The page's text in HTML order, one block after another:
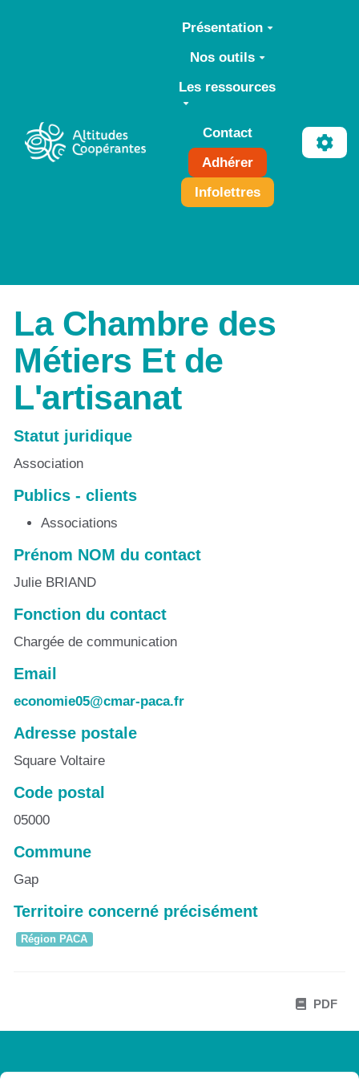
Aller au contenu principal
Présentation
Nos outils
Les ressources
Contact
Adhérer
Infolettres
La Chambre des
Métiers Et de
L'artisanat
Statut juridique
Association
Publics - clients
Associations
Prénom NOM du contact
Julie BRIAND
Fonction du contact
Chargée de communication
Email
economie05@cmar-paca.fr
Adresse postale
Square Voltaire
Code postal
05000
Commune
Gap
Territoire concerné précisément
Région PACA
PDF